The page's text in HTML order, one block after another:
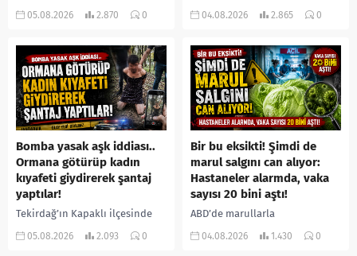
bitti. İddiaya göre, uzun süredir
05.08.2026 2.870 0
camiye gelen bir vatandaş,
yerine sevk edilen...
04.08.2026 2.865 0
Bomba yasak aşk iddiası..
Ormana götürüp kadın
kıyafeti giydirerek şantaj
yaptılar!
Tekirdağ’ın Kapaklı ilçesinde
bir kişiyi, arkadaşının eşiyle
05.08.2026 2.093 0
Bir bu eksikti! Şimdi de
marul salgını can alıyor:
Hastaneler alarmda, vaka
sayısı 20 bini aştı!
ABD’de marullarla
ilişkilendirilen siklospora
04.08.2026 1.430 0